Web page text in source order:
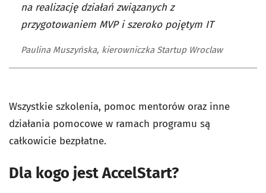
na realizację działań związanych z
przygotowaniem MVP i szeroko pojętym IT
Paulina Muszyńska, kierowniczka Startup Wroclaw
Wszystkie szkolenia, pomoc mentorów oraz inne
działania pomocowe w ramach programu są
całkowicie bezpłatne.
Dla kogo jest AccelStart?